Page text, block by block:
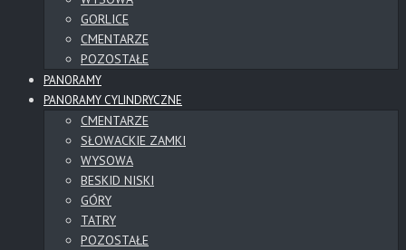
GORLICE
CMENTARZE
POZOSTAŁE
PANORAMY
PANORAMY CYLINDRYCZNE
CMENTARZE
SŁOWACKIE ZAMKI
WYSOWA
BESKID NISKI
GÓRY
TATRY
POZOSTAŁE